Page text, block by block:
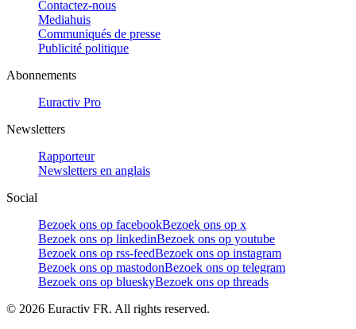
Contactez-nous
Mediahuis
Communiqués de presse
Publicité politique
Abonnements
Euractiv Pro
Newsletters
Rapporteur
Newsletters en anglais
Social
Bezoek ons op facebookBezoek ons op x
Bezoek ons op linkedinBezoek ons op youtube
Bezoek ons op rss-feedBezoek ons op instagram
Bezoek ons op mastodonBezoek ons op telegram
Bezoek ons op blueskyBezoek ons op threads
© 2026 Euractiv FR. All rights reserved.